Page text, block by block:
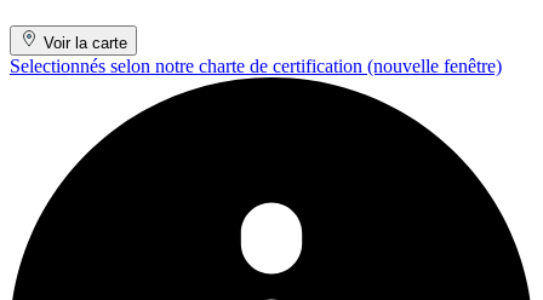
Voir la carte
Selectionnés selon notre charte de certification (nouvelle fenêtre)